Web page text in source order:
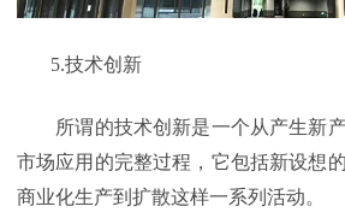
5.技术创新
所谓的技术创新是一个从产生新产
市场应用的完整过程，它包括新设想
商业化生产到扩散这样一系列活动。